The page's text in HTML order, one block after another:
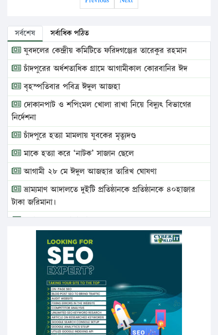
সর্বশেষ সর্বাধিক পঠিত
যুবদলের কেন্দ্রীয় কমিটিতে ফরিদগঞ্জের তারেকুর রহমান
চাঁদপুরের অর্ধশতাধিক গ্রামে আগামীকাল কোরবানির ঈদ
বৃহস্পতিবার পবিত্র ঈদুল আজহা
দোকানপাট ও শপিংমল খোলা রাখা নিয়ে বিদ্যুৎ বিভাগের
নির্দেশনা
চাঁদপুরে হত্যা মামলায় যুবকের মৃত্যুদণ্ড
মাকে হত্যা করে ‘নাটক’ সাজান ছেলে
আগামী ২৮ মে ঈদুল আজহার তারিখ ঘোষণা
ভ্রাম্যমাণ আদালতে দুইটি প্রতিষ্ঠানকে প্রতিষ্ঠানকে ৪০হাজার
টাকা জরিমানা।
এবার লঞ্চের ভাড়া বাড়ল
১৭ থেকে ২১ শতাংশ বিদ্যুতের দাম বাড়ানোর প্রস্তাব পিডিবির
১৬ মে চাঁদপুর ও ২৫ মে ফেনী সফরে যাবেন প্রধানমন্ত্রী
উচ্চশিক্ষায় গৌরবময় অর্জন: পূর্ণ স্কলারশিপে যুক্তরাষ্ট্রে
পিএইচডি করছেন কুয়েটের কৃতি…
সারা দেশে বজ্রাঘাতে ১৪ জনের প্রাণহানি
কঠোর হচ্ছে এসএসসি ও এইচএসসি পরীক্ষা